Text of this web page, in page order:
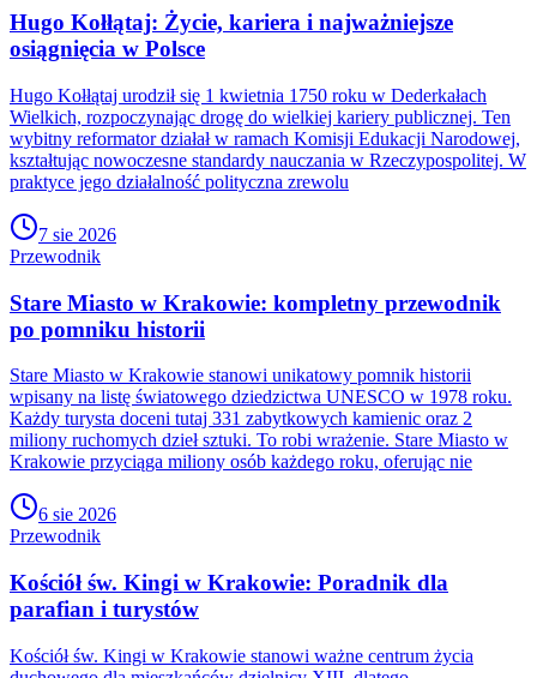
Hugo Kołłątaj: Życie, kariera i najważniejsze
osiągnięcia w Polsce
Hugo Kołłątaj urodził się 1 kwietnia 1750 roku w Dederkałach
Wielkich, rozpoczynając drogę do wielkiej kariery publicznej. Ten
wybitny reformator działał w ramach Komisji Edukacji Narodowej,
kształtując nowoczesne standardy nauczania w Rzeczypospolitej. W
praktyce jego działalność polityczna zrewolu
7 sie 2026
Przewodnik
Stare Miasto w Krakowie: kompletny przewodnik
po pomniku historii
Stare Miasto w Krakowie stanowi unikatowy pomnik historii
wpisany na listę światowego dziedzictwa UNESCO w 1978 roku.
Każdy turysta doceni tutaj 331 zabytkowych kamienic oraz 2
miliony ruchomych dzieł sztuki. To robi wrażenie. Stare Miasto w
Krakowie przyciąga miliony osób każdego roku, oferując nie
6 sie 2026
Przewodnik
Kościół św. Kingi w Krakowie: Poradnik dla
parafian i turystów
Kościół św. Kingi w Krakowie stanowi ważne centrum życia